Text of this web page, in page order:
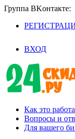
Группа BKoнтaктe:
ВХОД
Как это
Вопросы и
Для вашего